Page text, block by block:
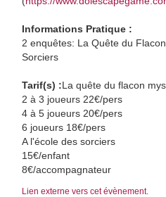
Informations Pratique :
2 enquêtes: La Quête du
Sorciers
Tarif(s) :La quête du flacon
2 à 3 joueurs 22€/pers
4 à 5 joueurs 20€/pers
6 joueurs 18€/pers
A l'école des sorciers
15€/enfant
8€/accompagnateur
Lien externe vers cet évènement.